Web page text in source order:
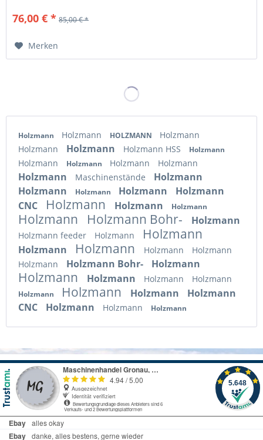
76,00 € * 85,00 € *
Merken
Holzmann Holzmann HOLZMANN
Holzmann
Holzmann
Holzmann Holzmann HSS Holzmann
Holzmann Holzmann Holzmann Holzmann
Holzmann Maschinenstände
Holzmann
Holzmann
Holzmann Holzmann
Holzmann
CNC
Holzmann Holzmann Holzmann
Holzmann Holzmann Bohr- Holzmann
Holzmann feeder Holzmann Holzmann
Holzmann Holzmann Holzmann
Holzmann
Holzmann
Holzmann Bohr- Holzmann
Holzmann Holzmann Holzmann Holzmann
Holzmann Holzmann Holzmann
Holzmann
CNC
Holzmann Holzmann Holzmann